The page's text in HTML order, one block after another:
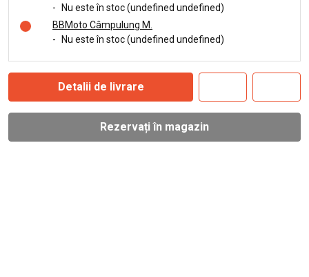
-
Nu este în stoc (undefined undefined)
BBMoto Câmpulung M.
-
Nu este în stoc (undefined undefined)
Detalii de livrare
Rezervați în magazin